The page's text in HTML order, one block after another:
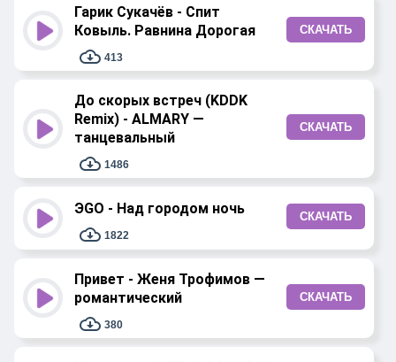
Гарик Сукачёв - Спит
Ковыль. Равнина Дорогая
413
СКАЧАТЬ
До скорых встреч (KDDK
Remix) - ALMARY —
танцевальный
1486
СКАЧАТЬ
ЭGO - Над городом ночь
1822
СКАЧАТЬ
Привет - Женя Трофимов —
романтический
380
СКАЧАТЬ